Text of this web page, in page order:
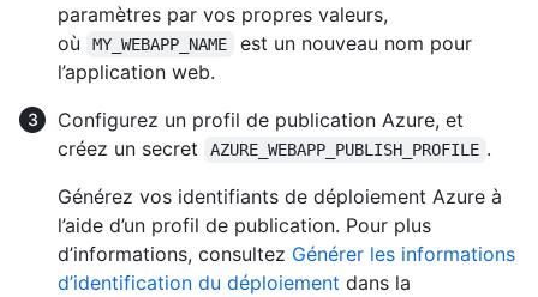
paramètres par vos propres valeurs,
où
MY_WEBAPP_NAME
est un nouveau nom pour
l’application web.
Configurez un profil de publication Azure, et
créez un secret
AZURE_WEBAPP_PUBLISH_PROFILE .
Générez vos identifiants de déploiement Azure à
l’aide d’un profil de publication. Pour plus
d’informations, consultez Générer les informations
d’identification du déploiement dans la